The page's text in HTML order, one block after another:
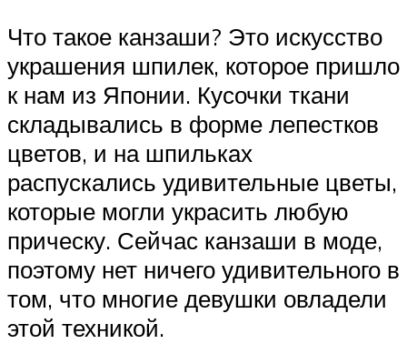
Что такое канзаши? Это искусство
украшения шпилек, которое пришло
к нам из Японии. Кусочки ткани
складывались в форме лепестков
цветов, и на шпильках
распускались удивительные цветы,
которые могли украсить любую
прическу. Сейчас канзаши в моде,
поэтому нет ничего удивительного в
том, что многие девушки овладели
этой техникой.